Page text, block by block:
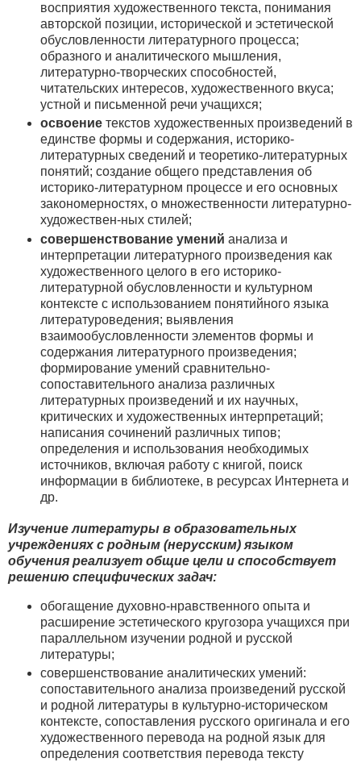
восприятия художественного текста, понимания
авторской позиции, исторической и эстетической
обусловленности литературного процесса;
образного и аналитического мышления,
литературно-творческих способностей,
читательских интересов, художественного вкуса;
устной и письменной речи учащихся;
освоение текстов художественных произведений в
единстве формы и содержания, историко-
литературных сведений и теоретико-литературных
понятий; создание общего представления об
историко-литературном процессе и его основных
закономерностях, о множественности литературно-
художествен-ных стилей;
совершенствование умений анализа и
интерпретации литературного произведения как
художественного целого в его историко-
литературной обусловленности и культурном
контексте с использованием понятийного языка
литературоведения; выявления
взаимообусловленности элементов формы и
содержания литературного произведения;
формирование умений сравнительно-
сопоставительного анализа различных
литературных произведений и их научных,
критических и художественных интерпретаций;
написания сочинений различных типов;
определения и использования необходимых
источников, включая работу с книгой, поиск
информации в библиотеке, в ресурсах Интернета и
др.
Изучение литературы в образовательных
учреждениях с родным (нерусским) языком
обучения реализует общие цели и способствует
решению специфических задач:
обогащение духовно-нравственного опыта и
расширение эстетического кругозора учащихся при
параллельном изучении родной и русской
литературы;
совершенствование аналитических умений:
сопоставительного анализа произведений русской
и родной литературы в культурно-историческом
контексте, сопоставления русского оригинала и его
художественного перевода на родной язык для
определения соответствия перевода тексту